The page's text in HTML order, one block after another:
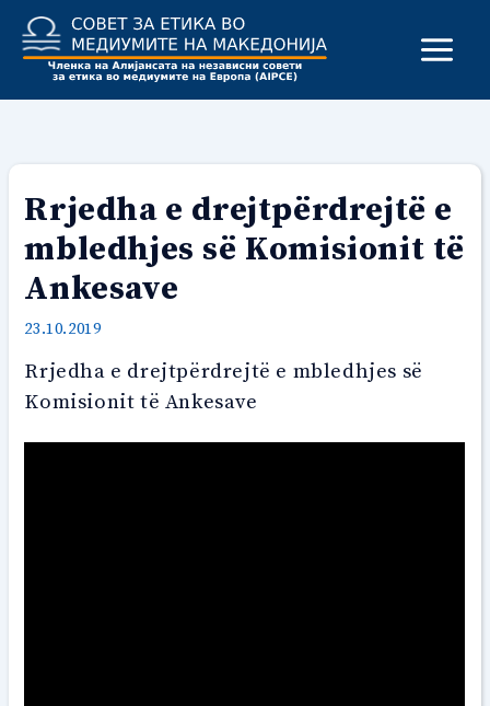
content
Rrjedha e drejtpërdrejtë e
mbledhjes së Komisionit të
Ankesave
23.10.2019
Rrjedha e drejtpërdrejtë e mbledhjes së
Komisionit të Ankesave